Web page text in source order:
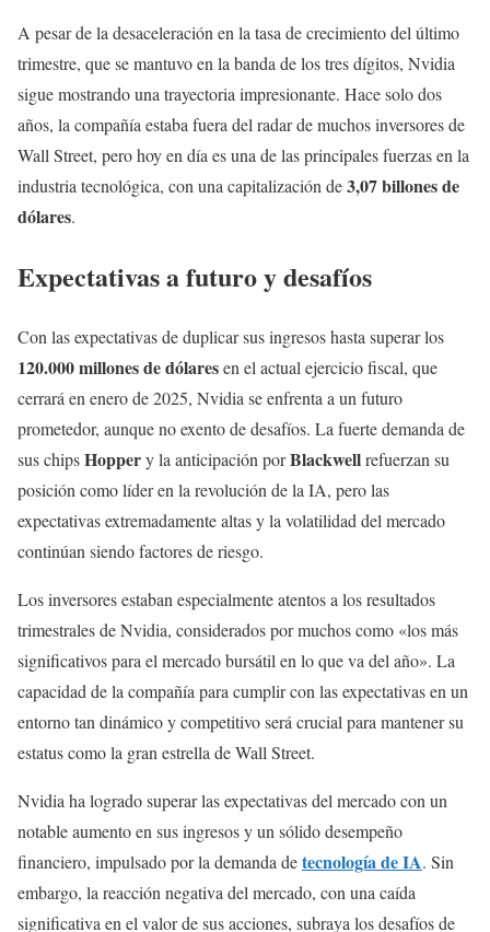
A pesar de la desaceleración en la tasa de crecimiento del último
trimestre, que se mantuvo en la banda de los tres dígitos, Nvidia
sigue mostrando una trayectoria impresionante. Hace solo dos
años, la compañía estaba fuera del radar de muchos inversores de
Wall Street, pero hoy en día es una de las principales fuerzas en la
industria tecnológica, con una capitalización de3,07 billones de
dólares.
Expectativas a futuro y desafíos
Con las expectativas de duplicar sus ingresos hasta superar los
120.000 millones de dólaresen el actual ejercicio fiscal, que
cerrará en enero de 2025, Nvidia se enfrenta a un futuro
prometedor, aunque no exento de desafíos. La fuerte demanda de
sus chipsHoppery la anticipación porBlackwellrefuerzan su
posición como líder en la revolución de la IA, pero las
expectativas extremadamente altas y la volatilidad del mercado
continúan siendo factores de riesgo.
Los inversores estaban especialmente atentos a los resultados
trimestrales de Nvidia, considerados por muchos como «los más
significativos para el mercado bursátil en lo que va del año». La
capacidad de la compañía para cumplir con las expectativas en un
entorno tan dinámico y competitivo será crucial para mantener su
estatus como la gran estrella de Wall Street.
Nvidia ha logrado superar las expectativas del mercado con un
notable aumento en sus ingresos y un sólido desempeño
financiero, impulsado por la demanda detecnología de IA. Sin
embargo, la reacción negativa del mercado, con una caída
significativa en el valor de sus acciones, subraya los desafíos de